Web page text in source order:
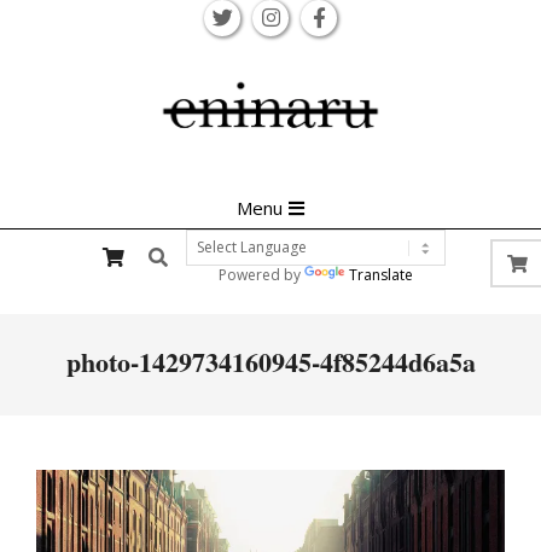
Navigation
Menu
Search
Powered by
Translate
photo-1429734160945-4f85244d6a5a